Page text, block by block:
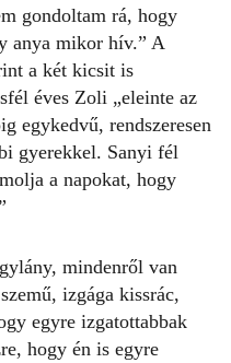
gondoltam rá, hogy
anya mikor hív.” A
a két kicsit is
éves Zoli „eleinte az
egykedvű, rendszeresen
gyerekkel. Sanyi fél
a napokat, hogy
mindenről van
izgága kissrác,
egyre izgatottabbak
hogy én is egyre